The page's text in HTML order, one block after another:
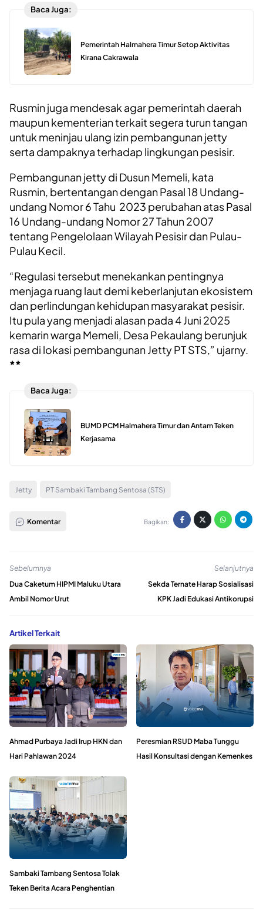
Baca Juga:
Pemerintah Halmahera Timur Setop Aktivitas
Kirana Cakrawala
Rusmin juga mendesak agar pemerintah daerah
maupun kementerian terkait segera turun tangan
untuk meninjau ulang izin pembangunan jetty
serta dampaknya terhadap lingkungan pesisir.
Pembangunan jetty di Dusun Memeli, kata
Rusmin, bertentangan dengan Pasal 18 Undang-
undang Nomor 6 Tahu 2023 perubahan atas Pasal
16 Undang-undang Nomor 27 Tahun 2007
tentang Pengelolaan Wilayah Pesisir dan Pulau-
Pulau Kecil.
“Regulasi tersebut menekankan pentingnya
menjaga ruang laut demi keberlanjutan ekosistem
dan perlindungan kehidupan masyarakat pesisir.
Itu pula yang menjadi alasan pada 4 Juni 2025
kemarin warga Memeli, Desa Pekaulang berunjuk
rasa di lokasi pembangunan Jetty PT STS,” ujarny.
**
Baca Juga:
BUMD PCM Halmahera Timur dan Antam Teken
Kerjasama
Jetty PT Sambaki Tambang Sentosa (STS)
Komentar Bagikan:
Sebelumnya
Dua Caketum HIPMI Maluku Utara
Ambil Nomor Urut
Selanjutnya
Sekda Ternate Harap Sosialisasi
KPK Jadi Edukasi Antikorupsi
Artikel Terkait
Ahmad Purbaya Jadi Irup HKN dan
Hari Pahlawan 2024
Peresmian RSUD Maba Tunggu
Hasil Konsultasi dengan Kemenkes
Sambaki Tambang Sentosa Tolak
Teken Berita Acara Penghentian